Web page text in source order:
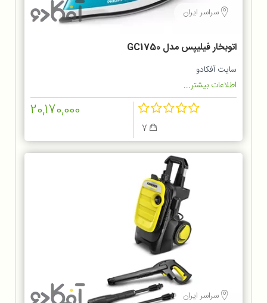
سراسر ایران
اتوبخار فیلیپس مدل GC1750
سایت آفکادو
اطلاعات بیشتر...
20,170,000
سراسر ایران